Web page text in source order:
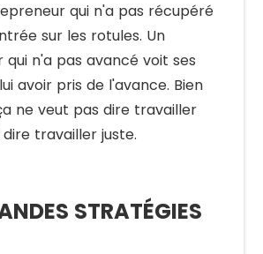
qui n'a pas récupéré
sur les rotules. Un
n'a pas avancé voit ses
avoir pris de l'avance. Bien
ne veut pas dire travailler
travailler juste.
STRATÉGIES